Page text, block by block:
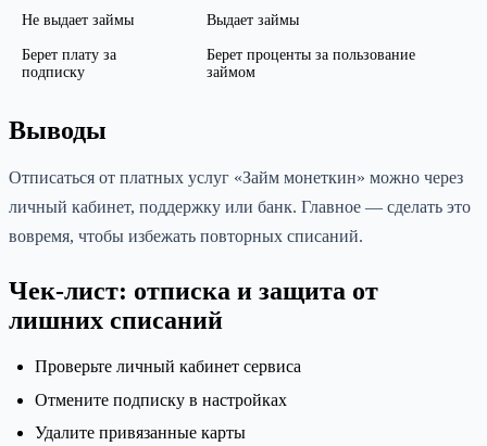
Не выдает займы Выдает займы
Берет плату за
подписку
Берет проценты за пользование
займом
Выводы
Отписаться от платных услуг «Займ монеткин» можно через
личный кабинет, поддержку или банк. Главное — сделать это
вовремя, чтобы избежать повторных списаний.
Чек-лист: отписка и защита от
лишних списаний
Проверьте личный кабинет сервиса
Отмените подписку в настройках
Удалите привязанные карты